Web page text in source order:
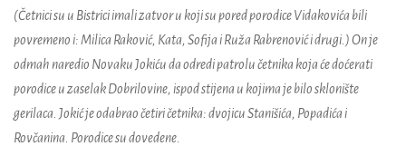
(Četnici su u Bistrici imali zatvor u koji su pored porodice Vidakovića bili
povremeno i: Milica Raković, Kata, Sofija i Ruža Rabrenović i drugi.) On je
odmah naredio Novaku Jokiću da odredi patrolu četnika koja će doćerati
porodice u zaselak Dobrilovine, ispod stijena u kojima je bilo sklonište
gerilaca. Jokić je odabrao četiri četnika: dvojicu Stanišića, Popadića i
Rovčanina. Porodice su dovedene.